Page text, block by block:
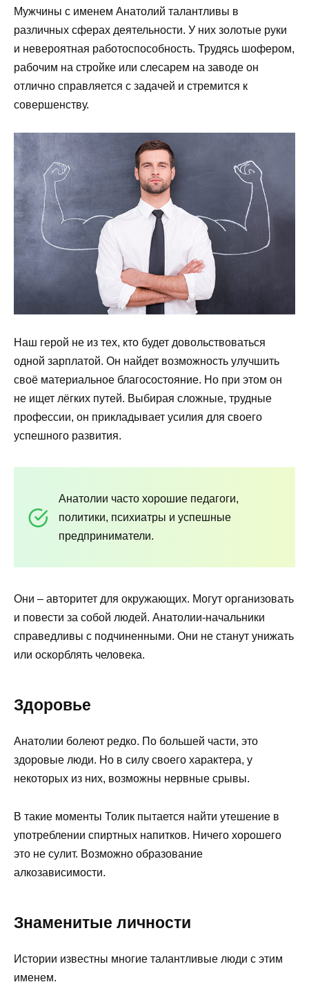
Мужчины с именем Анатолий талантливы в
различных сферах деятельности. У них золотые руки
и невероятная работоспособность. Трудясь шофером,
рабочим на стройке или слесарем на заводе он
отлично справляется с задачей и стремится к
совершенству.
Наш герой не из тех, кто будет довольствоваться
одной зарплатой. Он найдет возможность улучшить
своё материальное благосостояние. Но при этом он
не ищет лёгких путей. Выбирая сложные, трудные
профессии, он прикладывает усилия для своего
успешного развития.
Анатолии часто хорошие педагоги,
политики, психиатры и успешные
предприниматели.
Они – авторитет для окружающих. Могут организовать
и повести за собой людей. Анатолии-начальники
справедливы с подчиненными. Они не станут унижать
или оскорблять человека.
Здоровье
Анатолии болеют редко. По большей части, это
здоровые люди. Но в силу своего характера, у
некоторых из них, возможны нервные срывы.
В такие моменты Толик пытается найти утешение в
употреблении спиртных напитков. Ничего хорошего
это не сулит. Возможно образование
алкозависимости.
Знаменитые личности
Истории известны многие талантливые люди с этим
именем.